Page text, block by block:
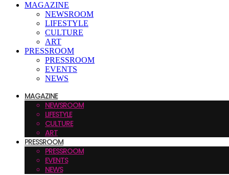
MAGAZINE
NEWSROOM
LIFESTYLE
CULTURE
ART
PRESSROOM
PRESSROOM
EVENTS
NEWS
MAGAZINE
NEWSROOM
LIFESTYLE
CULTURE
ART
PRESSROOM
PRESSROOM
EVENTS
NEWS